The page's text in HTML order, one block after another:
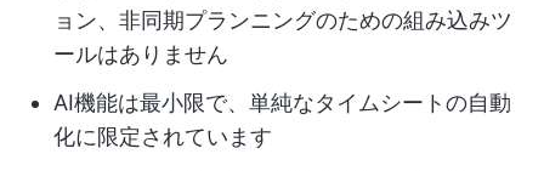
ョン、非同期プランニングのための組み込みツ
ールはありません
AI機能は最小限で、単純なタイムシートの自動
化に限定されています